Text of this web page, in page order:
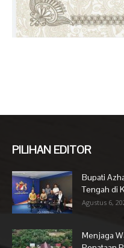
PILIHAN EDITOR
Bupati
Tengah di
Agustus 6,
Menjaga